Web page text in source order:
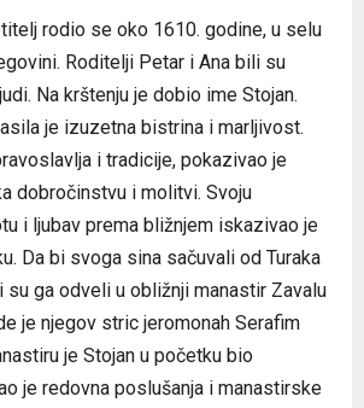
rodio se oko 1610. godine, u selu
Roditelji Petar i Ana bili su
Na krštenju je dobio ime Stojan.
je izuzetna bistrina i marljivost.
i tradicije, pokazivao je
dobročinstvu i molitvi. Svoju
i ljubav prema bližnjem iskazivao je
Da bi svoga sina sačuvali od Turaka
su ga odveli u obližnji manastir Zavalu
je njegov stric jeromonah Serafim
je Stojan u početku bio
je redovna poslušanja i manastirske